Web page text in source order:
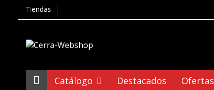
Tiendas
Catálogo Destacados Ofertas